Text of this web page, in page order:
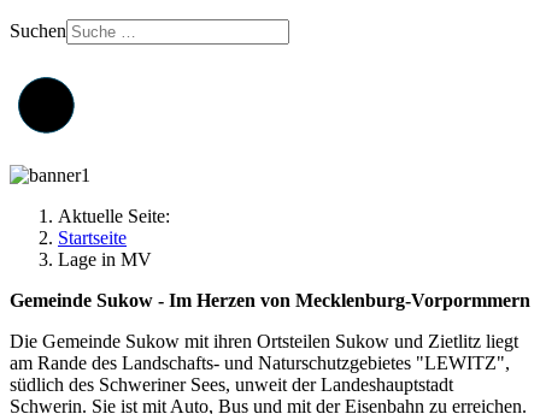
Suchen
Aktuelle Seite:
Startseite
Lage in MV
Gemeinde Sukow - Im Herzen von Mecklenburg-Vorpormmern
Die Gemeinde Sukow mit ihren Ortsteilen Sukow und Zietlitz liegt
am Rande des Landschafts- und Naturschutzgebietes "LEWITZ",
südlich des Schweriner Sees, unweit der Landeshauptstadt
Schwerin. Sie ist mit Auto, Bus und mit der Eisenbahn zu erreichen.